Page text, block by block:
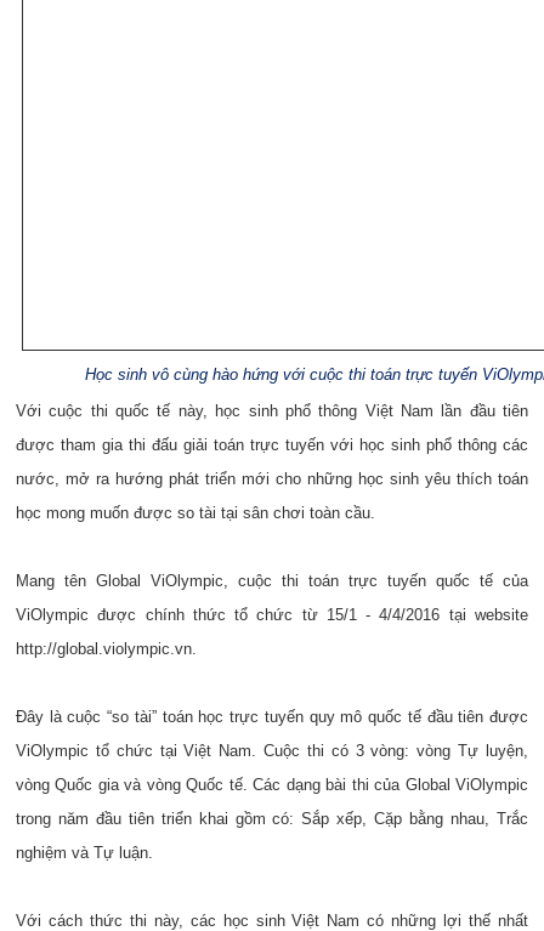
Học sinh vô cùng hào hứng với cuộc thi toán trực tuyến
Với cuộc thi quốc tế này, học sinh phổ thông Việt Nam lần đầu tiên
được tham gia thi đấu giải toán trực tuyến với học sinh phổ thông các
nước, mở ra hướng phát triển mới cho những học sinh yêu thích toán
học mong muốn được so tài tại sân chơi toàn cầu.
Mang tên Global ViOlympic, cuộc thi toán trực tuyến quốc tế của
ViOlympic được chính thức tổ chức từ 15/1 - 4/4/2016 tại website
http://global.violympic.vn.
Đây là cuộc “so tài” toán học trực tuyến quy mô quốc tế đầu tiên được
ViOlympic tổ chức tại Việt Nam. Cuộc thi có 3 vòng: vòng Tự luyện,
vòng Quốc gia và vòng Quốc tế. Các dạng bài thi của Global ViOlympic
trong năm đầu tiên triển khai gồm có: Sắp xếp, Cặp bằng nhau, Trắc
nghiệm và Tự luận.
Với cách thức thi này, các học sinh Việt Nam có những lợi thế nhất